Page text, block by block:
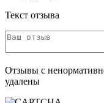
Текст отзыва
Отзывы с
удалены